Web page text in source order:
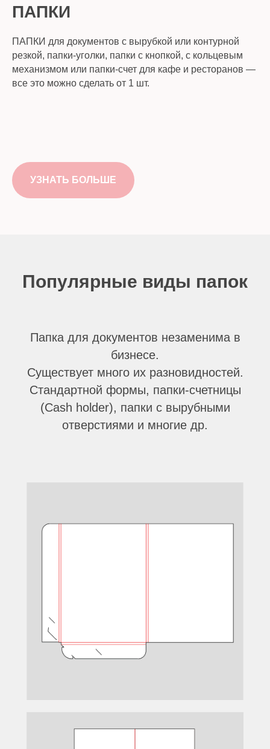
ПАПКИ
ПАПКИ для документов с вырубкой или контурной
резкой, папки-уголки, папки с кнопкой, с кольцевым
механизмом или папки-счет для кафе и ресторанов —
все это можно сделать от 1 шт.
УЗНАТЬ БОЛЬШЕ
Популярные виды папок
Папка для документов незаменима в
бизнесе.
Существует много их разновидностей.
Стандартной формы, папки-счетницы
(Cash holder), папки с вырубными
отверстиями и многие др.